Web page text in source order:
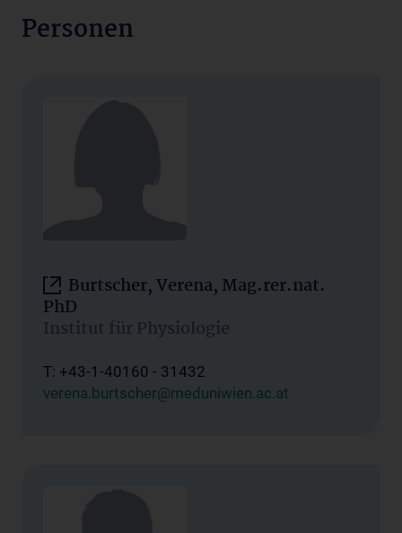
Personen
Burtscher, Verena, Mag.rer.nat.
PhD
Institut für Physiologie
T: +43-1-40160 - 31432
verena.burtscher@meduniwien.ac.at